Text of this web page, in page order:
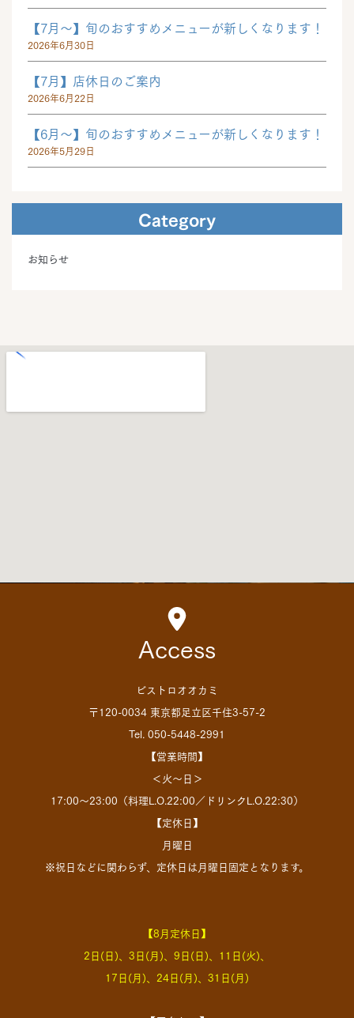
【7月～】旬のおすすめメニューが新しくなります！
2026年6月30日
【7月】店休日のご案内
2026年6月22日
【6月～】旬のおすすめメニューが新しくなります！
2026年5月29日
Category
お知らせ
Access
ビストロオオカミ
〒120-0034 東京都足立区千住3-57-2
Tel. 050-5448-2991
【営業時間】
＜火～日＞
17:00～23:00（料理L.O.22:00／ドリンクL.O.22:30）
【定休日】
月曜日
※祝日などに関わらず、定休日は月曜日固定となります。
【8月定休日】
2日(日)、3日(月)、9日(日)、11日(火)、
17日(月)、24日(月)、31日(月)